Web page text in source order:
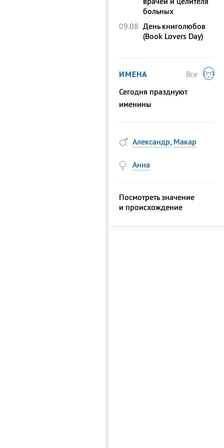
больных
09.08 День книголюбов
(Book Lovers Day)
ИМЕНА
Все
Сегодня празднуют
именины
Александр, Макар
Анна
Посмотреть значение
и происхождение